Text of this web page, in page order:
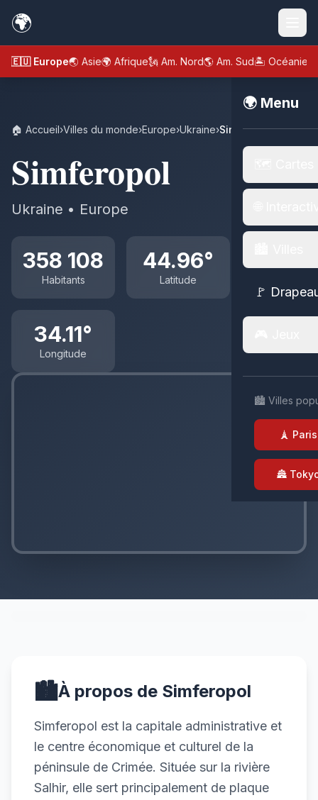
🌍
🇪🇺 Europe🌏 Asie🌍 Afrique🗽 Am. Nord🌎 Am. Sud🏝️ Océanie
🌍 Menu
🚩
🏙️ Villes
🗼 Paris
🏯
🏠 Accueil›Villes du monde›Europe›Ukraine›Simferopol
Simferopol
Ukraine • Europe
358 108
Habitants
44.96°
Latitude
34.11°
Longitude
🏙️À propos de Simferopol
Simferopol est la capitale administrative et
le centre économique et culturel de la
péninsule de Crimée. Située sur la rivière
Salhir, elle sert principalement de plaque